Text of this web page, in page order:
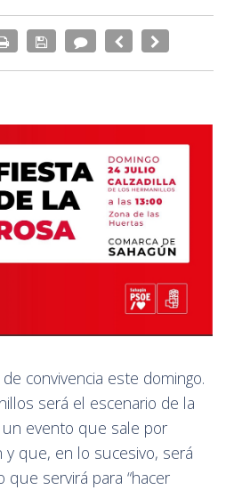
convivencia este domingo.
será el escenario de la
un evento que sale por
y que, en lo sucesivo, será
que servirá para “hacer